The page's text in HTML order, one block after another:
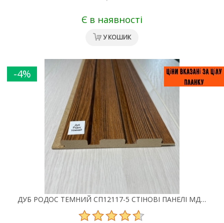
Є в наявності
У КОШИК
ДУБ РОДОС ТЕМНИЙ СП12117-5 СТІНОВІ ПАНЕЛІ МДФ SUPER PROFIL
-4%